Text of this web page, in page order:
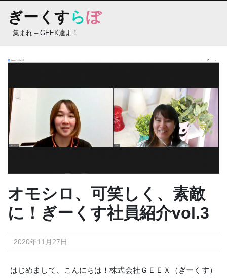
content
ぎーくすらぼ
集まれ – GEEK達よ！
オモシロ、可笑しく、素敵
に！ぎーくす社員紹介vol.3
2020年11月27日
はじめまして、こんにちは！株式会社ＧＥＥＸ（ぎーくす）